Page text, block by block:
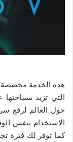
هذه الخدمة مخصصة
حول العالم لرفع
الاستخدام بنفس